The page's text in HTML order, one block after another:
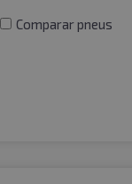
Comparar pneus